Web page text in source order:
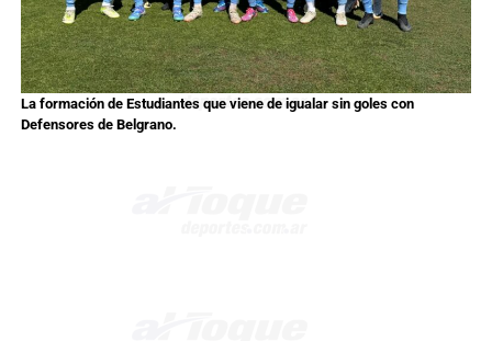
La formación de Estudiantes que viene de igualar sin goles con
Defensores de Belgrano.